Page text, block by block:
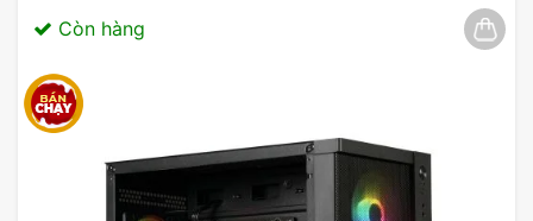
3200Mhz DDR4
RAM sử dụng 2 thanh 8GB DDR4 bus 3200Mhz,
giúp bạn dễ dàng nâng cấp bộ nhớ về sau do máy
vẫn sẽ còn trống 2 khe cắm RAM. Ngoài ra RAM
Còn hàng